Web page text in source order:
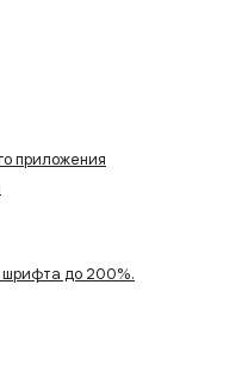
приложения
до 200%.